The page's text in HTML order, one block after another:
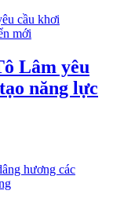
Lâm yêu
năng lực